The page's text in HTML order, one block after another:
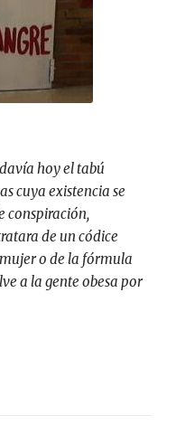
hoy el tabú
cuya existencia se
conspiración,
de un códice
o de la fórmula
a la gente obesa por